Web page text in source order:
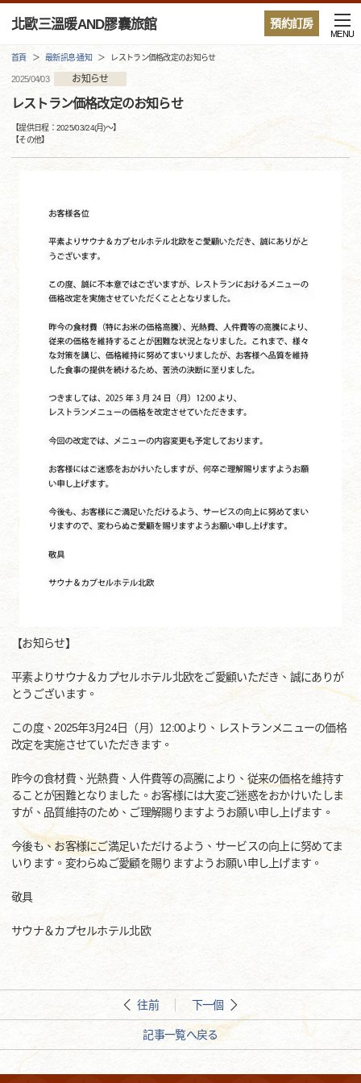
預約訂房
北歐三溫暖AND膠囊旅館
MENU
首頁 最新訊息·通知 レストラン価格改定のお知らせ
2025/04/03 お知らせ
レストラン価格改定のお知らせ
【提供日程：2025/03/24(月)〜】
【その他】
【お知らせ】
平素よりサウナ＆カプセルホテル北欧をご愛顧いただき、誠にありが
とうございます。
この度、2025年3月24日（月）12:00より、レストランメニューの価格
改定を実施させていただきます。
昨今の食材費、光熱費、人件費等の高騰により、従来の価格を維持す
ることが困難となりました。お客様には大変ご迷惑をおかけいたしま
すが、品質維持のため、ご理解賜りますようお願い申し上げます。
今後も、お客様にご満足いただけるよう、サービスの向上に努めてま
いります。変わらぬご愛顧を賜りますようお願い申し上げます。
敬具
サウナ＆カプセルホテル北欧
往前 下一個
記事一覧へ戻る